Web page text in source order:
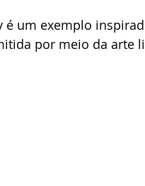
é um exemplo
por meio da arte